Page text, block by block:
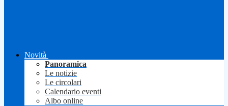
Novità
Panoramica
Le notizie
Le circolari
Calendario eventi
Albo online